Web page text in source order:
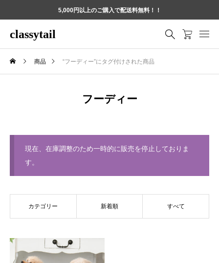
5,000円以上のご購入で配送料無料！！
classytail
商品 “フーディー”にタグ付けされた商品
フーディー
現在、在庫調整のため一時的に販売を停止しておりま
す。
カテゴリー 新着順 すべて